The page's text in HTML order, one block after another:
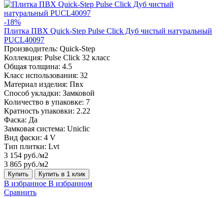
-18%
Плитка ПВХ Quick-Step Pulse Click Дуб чистый натуральный
PUCL40097
Производитель: Quick-Step
Коллекция: Pulse Click 32 класс
Общая толщина: 4.5
Класс использования: 32
Материал изделия: Пвх
Способ укладки: Замковой
Количество в упаковке: 7
Кратность упаковки: 2.22
Фаска: Да
Замковая система: Uniclic
Вид фаски: 4 V
Тип плитки: Lvt
3 154 руб./м2
3 865 руб./м2
Купить Купить в 1 клик
В избранное В избранном
Сравнить